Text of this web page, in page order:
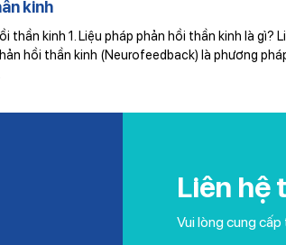
kinh
kinh 1. Liệu pháp phản hồi thần kinh là gì? Liệu
hồi thần kinh (Neurofeedback) là phương pháp
Liên hệ
Vui lòng cung